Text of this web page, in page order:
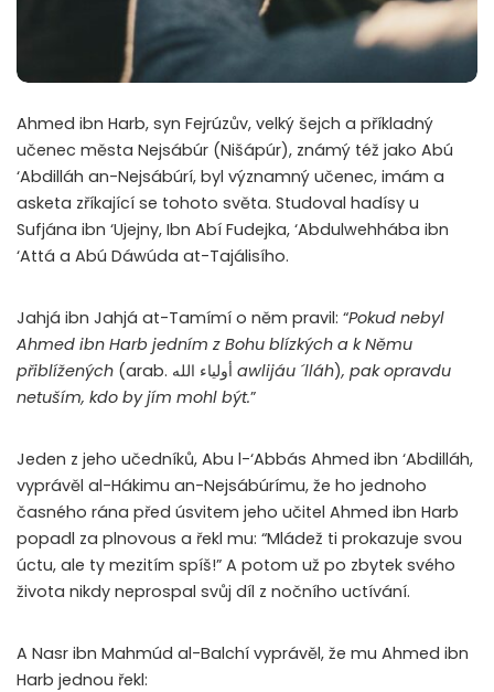
Ahmed ibn Harb, syn Fejrúzův, velký šejch a příkladný
učenec města Nejsábúr (Nišápúr), známý též jako Abú
‘Abdilláh an-Nejsábúrí, byl významný učenec, imám a
asketa zříkající se tohoto světa. Studoval hadísy u
Sufjána ibn ‘Ujejny, Ibn Abí Fudejka, ‘Abdulwehhába ibn
‘Attá a Abú Dáwúda at-Tajálisího.
Jahjá ibn Jahjá at-Tamímí o něm pravil: “Pokud nebyl
Ahmed ibn Harb jedním z Bohu blízkých a k Němu
přiblížených
awlijáu ´lláh), pak opravdu
netuším, kdo by jím mohl být.”
Jeden z jeho učedníků, Abu l-‘Abbás Ahmed ibn ‘Abdilláh,
vyprávěl al-Hákimu an-Nejsábúrímu, že ho jednoho
časného rána před úsvitem jeho učitel Ahmed ibn Harb
popadl za plnovous a řekl mu: “Mládež ti prokazuje svou
úctu, ale ty mezitím spíš!” A potom už po zbytek svého
života nikdy neprospal svůj díl z nočního uctívání.
A Nasr ibn Mahmúd al-Balchí vyprávěl, že mu Ahmed ibn
Harb jednou řekl: